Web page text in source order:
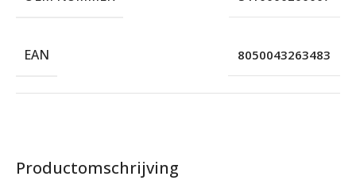
Productomschrijving
EAN 8050043263483